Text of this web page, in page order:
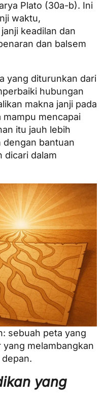
Plato (30a-b). Ini
waktu,
keadilan dan
dan balsem
yang diturunkan dari
hubungan
makna janji pada
mampu mencapai
itu jauh lebih
dengan bantuan
dicari dalam
sebuah peta yang
melambangkan
yang